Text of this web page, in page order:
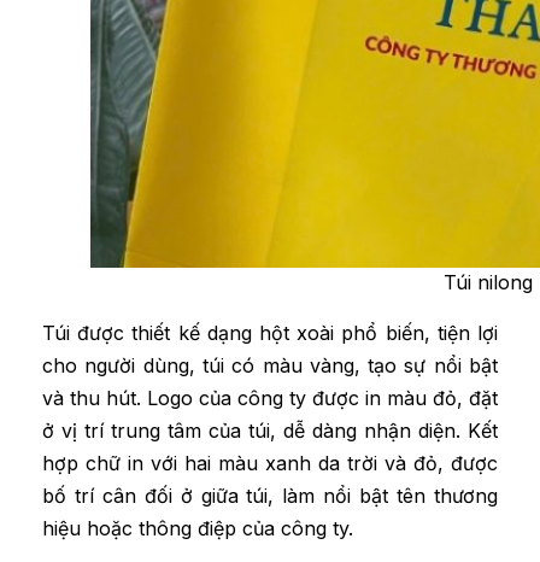
Túi nilong
Túi được thiết kế dạng hột xoài phổ biến, tiện lợi
cho người dùng, túi có màu vàng, tạo sự nổi bật
và thu hút. Logo của công ty được in màu đỏ, đặt
ở vị trí trung tâm của túi, dễ dàng nhận diện. Kết
hợp chữ in với hai màu xanh da trời và đỏ, được
bố trí cân đối ở giữa túi, làm nổi bật tên thương
hiệu hoặc thông điệp của công ty.